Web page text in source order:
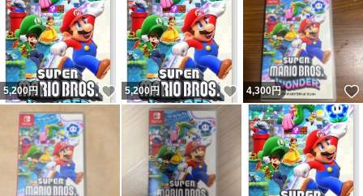
5,200 円 いいね！
5,200 円 いいね！
4,300円